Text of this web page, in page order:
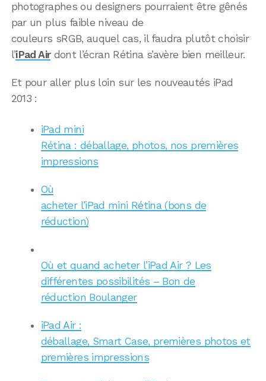
photographes ou designers pourraient être gênés
par un plus faible niveau de
couleurs sRGB, auquel cas, il faudra plutôt choisir
l’iPad Airdont l’écran Rétina s’avère bien meilleur.
Et pour aller plus loin sur les nouveautés iPad
2013 :
iPad mini
Rétina : déballage, photos, nos premières
impressions
Où
acheter l’iPad mini Rétina (bons de
réduction)
Où et quand acheter l’iPad Air ? Les
différentes possibilités – Bon de
réduction Boulanger
iPad Air :
déballage, Smart Case, premières photos et
premières impressions